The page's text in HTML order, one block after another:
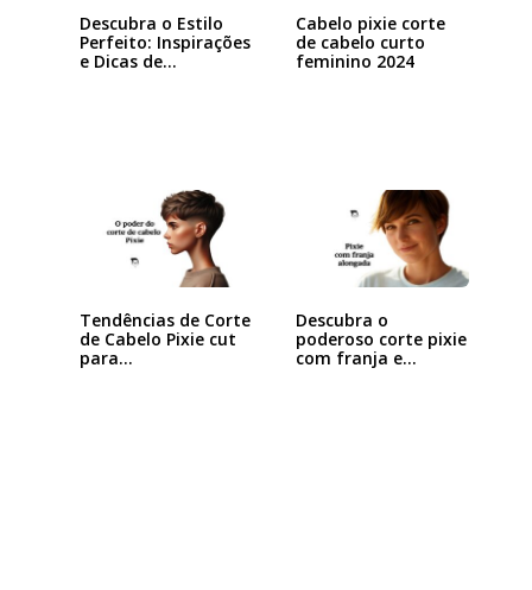
Descubra o Estilo
Perfeito: Inspirações
e Dicas de…
Cabelo pixie corte
de cabelo curto
feminino 2024
Tendências de Corte
de Cabelo Pixie cut
para…
Descubra o
poderoso corte pixie
com franja e